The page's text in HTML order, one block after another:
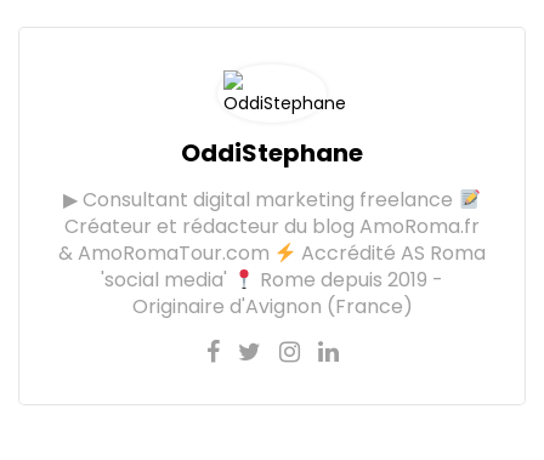
OddiStephane
▶ Consultant digital marketing freelance
Créateur et rédacteur du blog AmoRoma.fr
& AmoRomaTour.com
Accrédité AS Roma
'social media'
Rome depuis 2019 -
Originaire d'Avignon (France)